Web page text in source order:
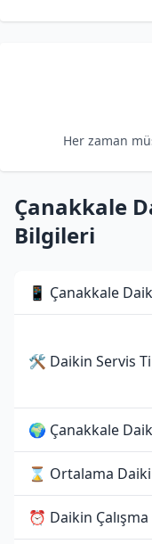
Her zaman
Çanakkale
Bilgileri
📱 Çanakkale
🛠 Daikin Servis
🌍 Çanakkale
⌛ Ortalama
⏰ Daikin